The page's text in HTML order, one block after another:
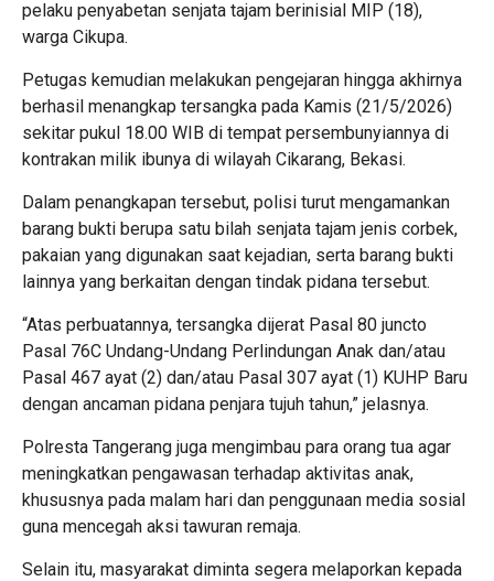
pelaku penyabetan senjata tajam berinisial MIP (18),
warga Cikupa.
Petugas kemudian melakukan pengejaran hingga akhirnya
berhasil menangkap tersangka pada Kamis (21/5/2026)
sekitar pukul 18.00 WIB di tempat persembunyiannya di
kontrakan milik ibunya di wilayah Cikarang, Bekasi.
Dalam penangkapan tersebut, polisi turut mengamankan
barang bukti berupa satu bilah senjata tajam jenis corbek,
pakaian yang digunakan saat kejadian, serta barang bukti
lainnya yang berkaitan dengan tindak pidana tersebut.
“Atas perbuatannya, tersangka dijerat Pasal 80 juncto
Pasal 76C Undang-Undang Perlindungan Anak dan/atau
Pasal 467 ayat (2) dan/atau Pasal 307 ayat (1) KUHP Baru
dengan ancaman pidana penjara tujuh tahun,” jelasnya.
Polresta Tangerang juga mengimbau para orang tua agar
meningkatkan pengawasan terhadap aktivitas anak,
khususnya pada malam hari dan penggunaan media sosial
guna mencegah aksi tawuran remaja.
Selain itu, masyarakat diminta segera melaporkan kepada